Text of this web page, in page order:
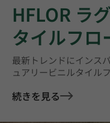
HFLOR ラ
タイルフロ
最新トレンドにインス
ュアリービニルタイル
続きを見る